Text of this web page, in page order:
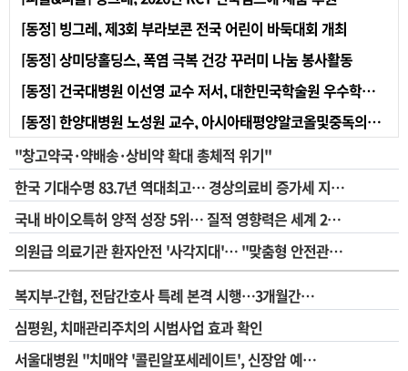
[동정] 빙그레, 제3회 부라보콘 전국 어린이 바둑대회 개최
[동정] 상미당홀딩스, 폭염 극복 건강 꾸러미 나눔 봉사활동
[동정] 건국대병원 이선영 교수 저서, 대한민국학술원 우수학술도서로 선정
[동정] 한양대병원 노성원 교수, 아시아태평양알코올및중독의학회 회장 선출
"창고약국·약배송·상비약 확대 총체적 위기"
한국 기대수명 83.7년 역대최고… 경상의료비 증가세 지…
국내 바이오특허 양적 성장 5위… 질적 영향력은 세계 2…
의원급 의료기관 환자안전 '사각지대'… "맞춤형 안전관…
복지부-간협, 전담간호사 특례 본격 시행…3개월간…
심평원, 치매관리주치의 시범사업 효과 확인
서울대병원 "치매약 '콜린알포세레이트', 신장암 예…